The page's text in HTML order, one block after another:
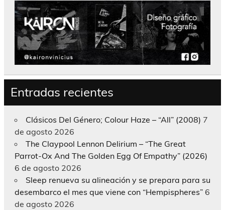
Entradas recientes
Clásicos Del Género; Colour Haze – “All” (2008) 7
de agosto 2026
The Claypool Lennon Delirium – “The Great
Parrot-Ox And The Golden Egg Of Empathy” (2026)
6 de agosto 2026
Sleep renueva su alineación y se prepara para su
desembarco el mes que viene con “Hempispheres” 6
de agosto 2026